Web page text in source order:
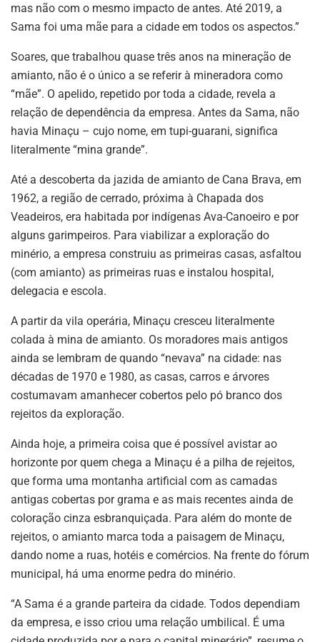
mas não com o mesmo impacto de antes. Até 2019, a
Sama foi uma mãe para a cidade em todos os aspectos.”
Soares, que trabalhou quase três anos na mineração de
amianto, não é o único a se referir à mineradora como
“mãe”. O apelido, repetido por toda a cidade, revela a
relação de dependência da empresa. Antes da Sama, não
havia Minaçu – cujo nome, em tupi-guarani, significa
literalmente “mina grande”.
Até a descoberta da jazida de amianto de Cana Brava, em
1962, a região de cerrado, próxima à Chapada dos
Veadeiros, era habitada por indígenas Ava-Canoeiro e por
alguns garimpeiros. Para viabilizar a exploração do
minério, a empresa construiu as primeiras casas, asfaltou
(com amianto) as primeiras ruas e instalou hospital,
delegacia e escola.
A partir da vila operária, Minaçu cresceu literalmente
colada à mina de amianto. Os moradores mais antigos
ainda se lembram de quando “nevava” na cidade: nas
décadas de 1970 e 1980, as casas, carros e árvores
costumavam amanhecer cobertos pelo pó branco dos
rejeitos da exploração.
Ainda hoje, a primeira coisa que é possível avistar ao
horizonte por quem chega a Minaçu é a pilha de rejeitos,
que forma uma montanha artificial com as camadas
antigas cobertas por grama e as mais recentes ainda de
coloração cinza esbranquiçada. Para além do monte de
rejeitos, o amianto marca toda a paisagem de Minaçu,
dando nome a ruas, hotéis e comércios. Na frente do fórum
municipal, há uma enorme pedra do minério.
“A Sama é a grande parteira da cidade. Todos dependiam
da empresa, e isso criou uma relação umbilical. É uma
NEWSLETTER
Fique atualizado com as últimas